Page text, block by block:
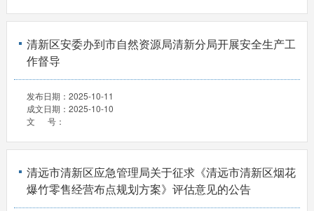
清新区安委办到市自然资源局清新分局开展安全生产工
作督导
发布日期： 2025-10-11
成文日期： 2025-10-10
文 号：
清远市清新区应急管理局关于征求《清远市清新区烟花
爆竹零售经营布点规划方案》评估意见的公告